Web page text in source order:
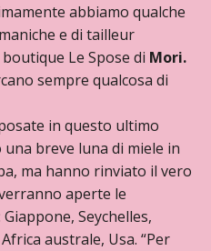
abbiamo qualche
e di tailleur
Le Spose di Mori.
sempre qualcosa di
in questo ultimo
breve luna di miele in
ma hanno rinviato il vero
aperte le
Seychelles,
australe, Usa. “Per